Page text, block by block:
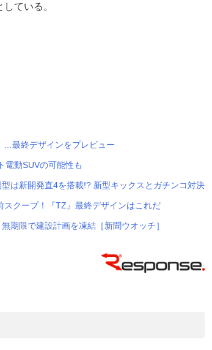
ている。
…最終デザインをプレビュー
電動SUVの可能性も
は新開発直4を搭載!? 新型キックスとガチンコ対決
スクープ！『TZ』最終デザインはこれだ
期限で建設計画を凍結［新聞ウオッチ］